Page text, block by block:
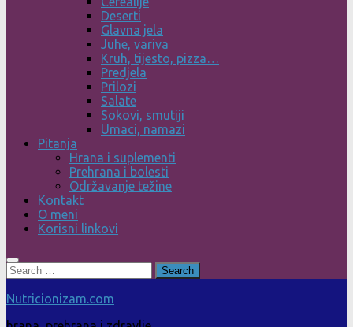
Deserti
Glavna jela
Juhe, variva
Kruh, tijesto, pizza…
Predjela
Prilozi
Salate
Sokovi, smutiji
Umaci, namazi
Pitanja
Hrana i suplementi
Prehrana i bolesti
Održavanje težine
Kontakt
O meni
Korisni linkovi
Search
for:
Nutricionizam.com